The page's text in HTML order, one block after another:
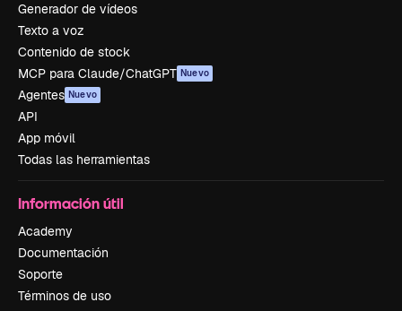
Generador de vídeos
Texto a voz
Contenido de stock
MCP para Claude/ChatGPT Nuevo
Agentes Nuevo
API
App móvil
Todas las herramientas
Información útil
Academy
Documentación
Soporte
Términos de uso